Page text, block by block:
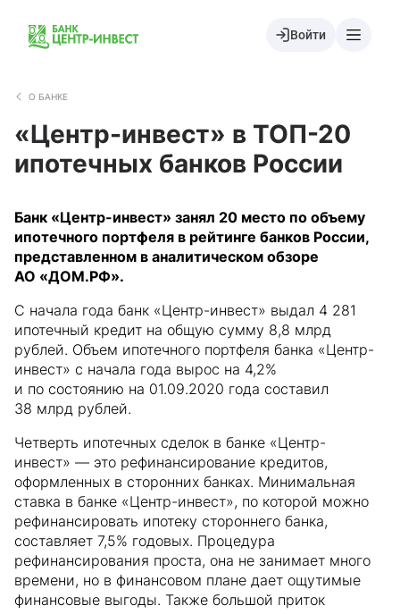
Войти
О БАНКЕ
«Центр-инвест» в ТОП-20
ипотечных банков России
Банк «Центр-инвест» занял 20 место по объему
ипотечного портфеля в рейтинге банков России,
представленном в аналитическом обзоре
АО «ДОМ.РФ».
С начала года банк «Центр-инвест» выдал 4 281
ипотечный кредит на общую сумму 8,8 млрд
рублей. Объем ипотечного портфеля банка «Центр-
инвест» с начала года вырос на 4,2%
и по состоянию на 01.09.2020 года составил
38 млрд рублей.
Четверть ипотечных сделок в банке «Центр-
инвест» — это рефинансирование кредитов,
оформленных в сторонних банках. Минимальная
ставка в банке «Центр-инвест», по которой можно
рефинансировать ипотеку стороннего банка,
составляет 7,5% годовых. Процедура
рефинансирования проста, она не занимает много
времени, но в финансовом плане дает ощутимые
финансовые выгоды. Также большой приток